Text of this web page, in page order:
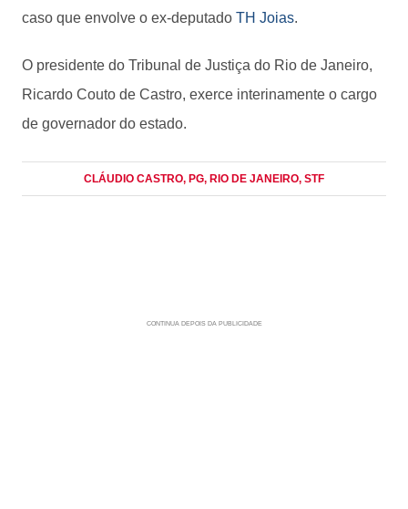
caso que envolve o ex-deputado TH Joias.
O presidente do Tribunal de Justiça do Rio de Janeiro,
Ricardo Couto de Castro, exerce interinamente o cargo
de governador do estado.
CLÁUDIO CASTRO, PG, RIO DE JANEIRO, STF